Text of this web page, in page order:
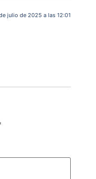
julio de 2025 a las 12:01